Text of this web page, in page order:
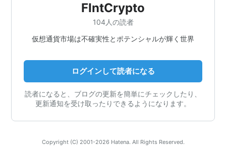
FIntCrypto
104人の読者
仮想通貨市場は不確実性とポテンシャルが輝く世界
ログインして読者になる
読者になると、ブログの更新を簡単にチェックしたり、
更新通知を受け取ったりできるようになります。
Copyright (C) 2001-2026 Hatena. All Rights Reserved.